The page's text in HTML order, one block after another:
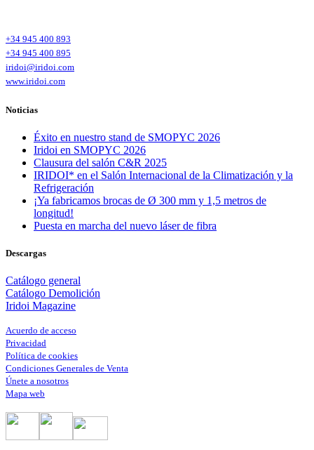
+34 945 400 893
+34 945 400 895
iridoi@iridoi.com
www.iridoi.com
Noticias
Éxito en nuestro stand de SMOPYC 2026
Iridoi en SMOPYC 2026
Clausura del salón C&R 2025
IRIDOI* en el Salón Internacional de la Climatización y la
Refrigeración
¡Ya fabricamos brocas de Ø 300 mm y 1,5 metros de
longitud!
Puesta en marcha del nuevo láser de fibra
Descargas
Catálogo general
Catálogo Demolición
Iridoi Magazine
Acuerdo de acceso
Privacidad
Política de cookies
Condiciones Generales de Venta
Únete a nosotros
Mapa web